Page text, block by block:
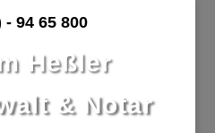
- 94 65 800
Heßler
& Notar